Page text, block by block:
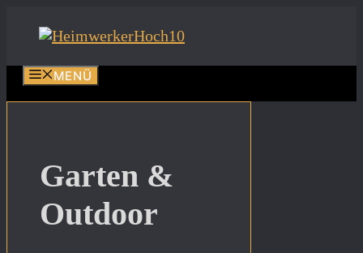
Inhalt
MENÜ
Garten &
Outdoor